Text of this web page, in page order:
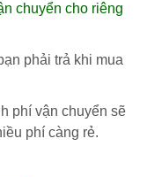
chuyển cho riêng
phải trả khi mua
phí vận chuyển sẽ
phí càng rẻ.